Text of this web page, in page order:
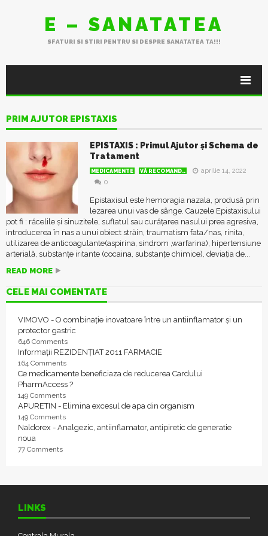
E – SANATATEA
SFATURI SI STIRI PENTRU SI DESPRE SANATATEA TA!!!
PRIM AJUTOR EPISTAXIS
EPISTAXIS : Primul Ajutor și Schema de
Tratament
MEDICAMENTE VĂ RECOMAND..
aprilie 14, 2022
0
Epistaxisul este hemoragia nazala, produsă prin
lezarea unui vas de sânge. Cauzele Epistaxisului
pot fi : răcelile și sinuzitele, suflatul sau curățarea nasului prea agresiva,
introducerea în nas a unui obiect străin, traumatism fata/nas, rinita,
utilizarea de anticoagulante(aspirina, sindrom ,warfarina), hipertensiune
arterială, substanțe iritante (cocaina, substanțe chimice), deviația de...
READ MORE
CELE MAI COMENTATE
VIMOVO - O combinație inovatoare între un antiinflamator și un
protector gastric
646 Comments
Informații REZIDENȚIAT 2011 FARMACIE
164 Comments
Ce medicamente beneficiaza de reducerea Cardului
PharmAccess ?
149 Comments
APURETIN - Elimina excesul de apa din organism
149 Comments
Naldorex - Analgezic, antiinflamator, antipiretic de generatie
noua
77 Comments
LINKS